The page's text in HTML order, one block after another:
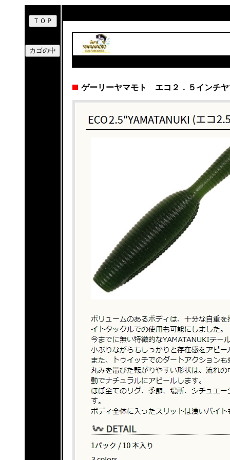
ゲーリーヤマモト エコ２．５インチヤ